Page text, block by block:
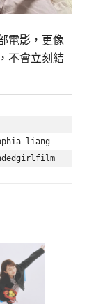
電影，更像
不會立刻結
liang